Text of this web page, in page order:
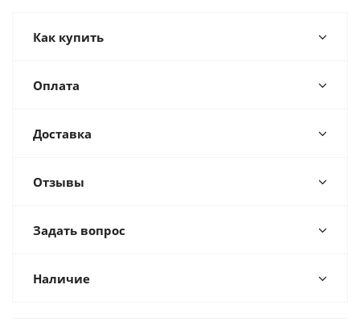
Как купить
Оплата
Доставка
Отзывы
Задать вопрос
Наличие